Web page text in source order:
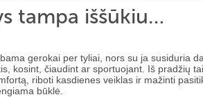
tampa iššūkiu…
gerokai per tyliai, nors su ja susiduria
kosint, čiaudint ar sportuojant. Iš pradžių
riboti kasdienes veiklas ir mažinti
būklė.